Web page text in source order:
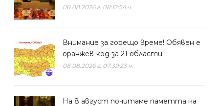
08.08.2026 г. 08:12:54 ч.
Внимание за горещо време! Обявен е
оранжев код за 21 области
08.08.2026 г. 07:39:23 ч.
На 8 август почитаме паметта на